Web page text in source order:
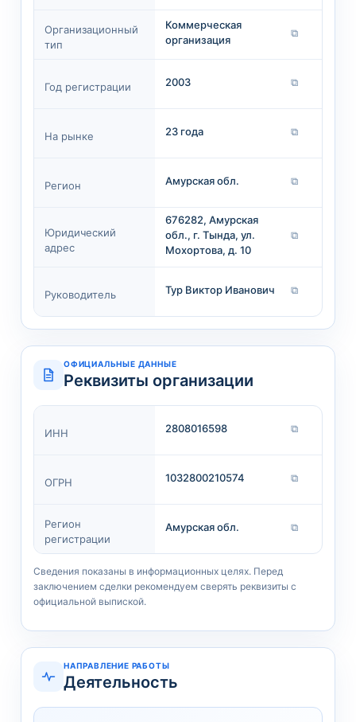
Организационный
тип
Коммерческая
организация
⧉
Год регистрации 2003 ⧉
На рынке 23 года ⧉
Регион Амурская обл. ⧉
Юридический
адрес
676282, Амурская
обл., г. Тында, ул.
Мохортова, д. 10
⧉
Руководитель Тур Виктор Иванович ⧉
ОФИЦИАЛЬНЫЕ ДАННЫЕ
Реквизиты организации
ИНН 2808016598 ⧉
ОГРН 1032800210574 ⧉
Регион
регистрации
Амурская обл. ⧉
Сведения показаны в информационных целях. Перед
заключением сделки рекомендуем сверять реквизиты с
официальной выпиской.
НАПРАВЛЕНИЕ РАБОТЫ
Деятельность